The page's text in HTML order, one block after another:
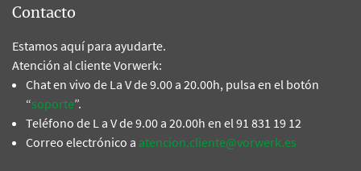
Contacto
Estamos aquí para ayudarte.
Atención al cliente Vorwerk:
Chat en vivo de La V de 9.00 a 20.00h, pulsa en el botón
“soporte”.
Teléfono de L a V de 9.00 a 20.00h en el 91 831 19 12
Correo electrónico a atencion.cliente@vorwerk.es